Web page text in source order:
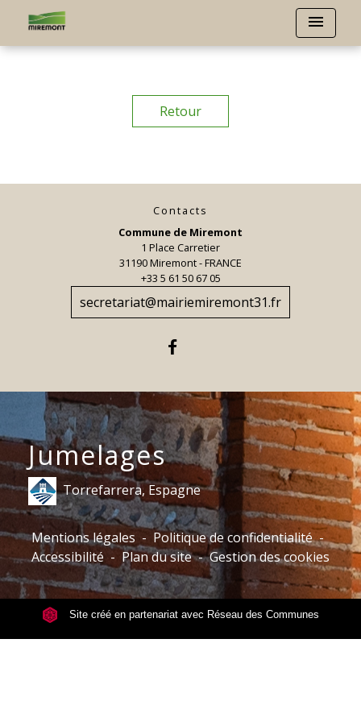
menu
Retour
Contacts
Commune de Miremont
1 Place Carretier
31190 Miremont - FRANCE
+33 5 61 50 67 05
secretariat@mairiemiremont31.fr
Jumelages
Torrefarrera, Espagne
Mentions légales - Politique de confidentialité -
Accessibilité - Plan du site - Gestion des cookies
Site créé en partenariat avec Réseau des Communes